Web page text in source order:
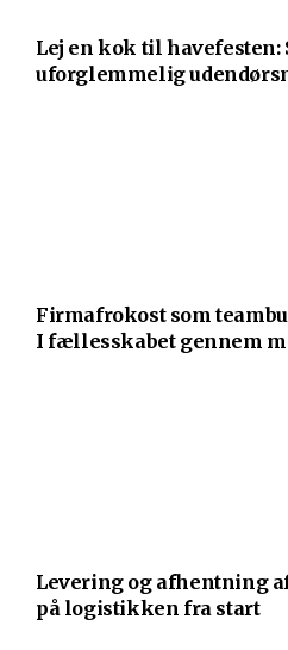
Lej en kok til havefesten:
uforglemmelig
Firmafrokost som
I fællesskabet gennem
Levering og afhentning
på logistikken fra start